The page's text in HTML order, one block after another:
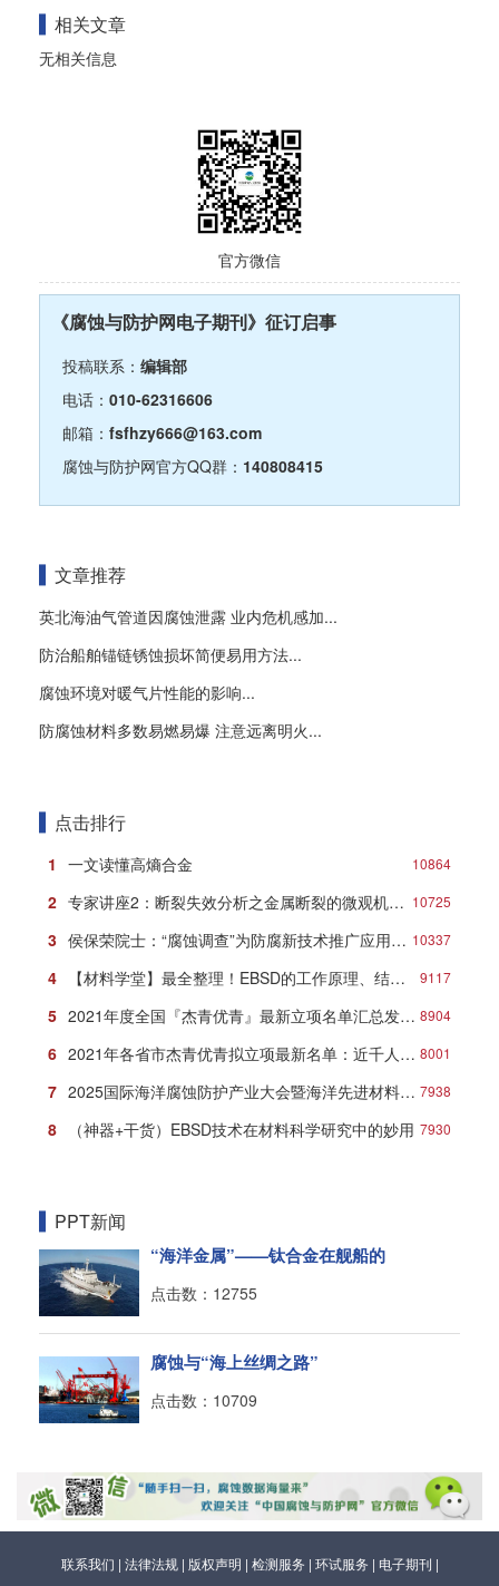
相关文章
无相关信息
官方微信
《腐蚀与防护网电子期刊》征订启事
投稿联系： 编辑部
电话： 010-62316606
邮箱： fsfhzy666@163.com
腐蚀与防护网官方QQ群： 140808415
文章推荐
英北海油气管道因腐蚀泄露 业内危机感加...
防治船舶锚链锈蚀损坏简便易用方法...
腐蚀环境对暖气片性能的影响...
防腐蚀材料多数易燃易爆 注意远离明火...
点击排行
10864
1 一文读懂高熵合金
10725
2 专家讲座2：断裂失效分析之金属断裂的微观机理与典型形貌
10337
3 侯保荣院士：“腐蚀调查”为防腐新技术推广应用打响第一炮
9117
4 【材料学堂】最全整理！EBSD的工作原理、结构、操作及分析方法！
8904
5 2021年度全国『杰青优青』最新立项名单汇总发布！
8001
6 2021年各省市杰青优青拟立项最新名单：近千人入选！
7938
7 2025国际海洋腐蚀防护产业大会暨海洋先进材料创新发展论坛在青岛盛大开幕！
7930
8 （神器+干货）EBSD技术在材料科学研究中的妙用
PPT新闻
“海洋金属”——钛合金在舰船的
点击数：12755
腐蚀与“海上丝绸之路”
点击数：10709
联系我们 | 法律法规| 版权声明 | 检测服务 | 环试服务 | 电子期刊 |